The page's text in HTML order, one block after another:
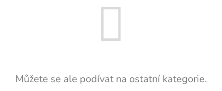
Můžete se ale podívat na ostatní kategorie.